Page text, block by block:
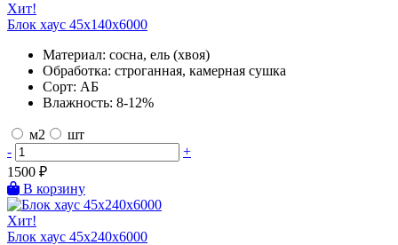
Хит!
Блок хаус 45х140х6000
Материал: сосна, ель (хвоя)
Обработка: строганная, камерная сушка
Сорт: АБ
Влажность: 8-12%
м2
шт
-
+
1500 ₽
В корзину
Хит!
Блок хаус 45х240х6000